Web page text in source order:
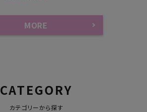
MORE
CATEGORY
カテゴリーから探す